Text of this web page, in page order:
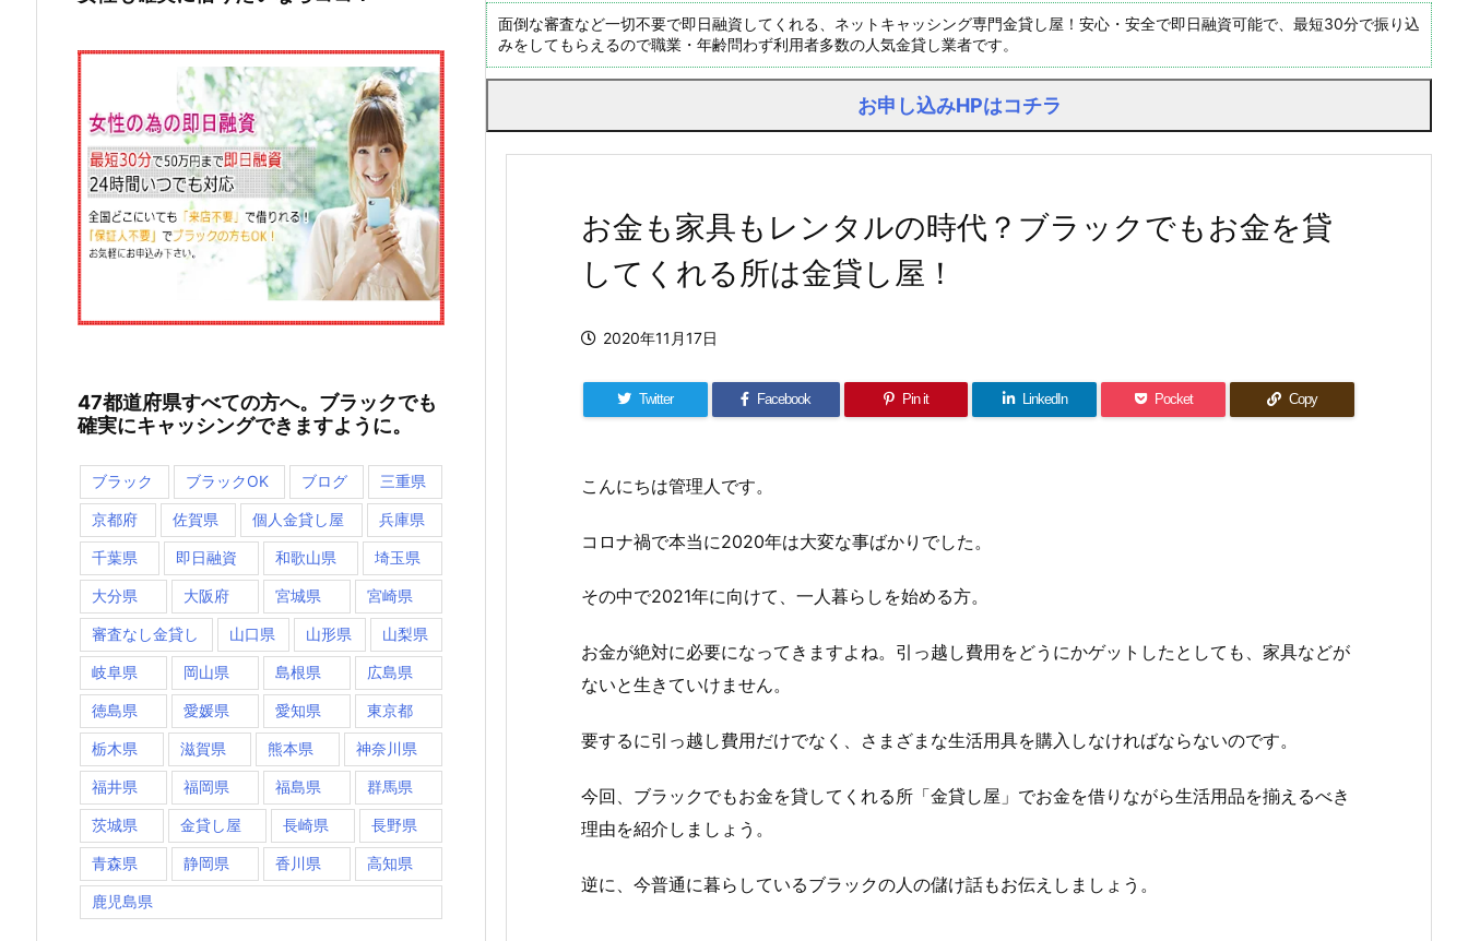
面倒な審査など一切不要で即日融資してくれる、ネットキャッシング専門金貸し屋！安心・安全で即日融資可能で、最短30分で振り込
みをしてもらえるので職業・年齢問わず利用者多数の人気金貸し業者です。
お申し込みHPはコチラ
お金も家具もレンタルの時代？ブラックでもお金を貸
してくれる所は金貸し屋！
2020年11月17日
Twitter Facebook Pin it LinkedIn Pocket Copy
こんにちは管理人です。
コロナ禍で本当に2020年は大変な事ばかりでした。
その中で2021年に向けて、一人暮らしを始める方。
お金が絶対に必要になってきますよね。引っ越し費用をどうにかゲットしたとしても、家具などが
ないと生きていけません。
要するに引っ越し費用だけでなく、さまざまな生活用具を購入しなければならないのです。
今回、ブラックでもお金を貸してくれる所「金貸し屋」でお金を借りながら生活用品を揃えるべき
理由を紹介しましょう。
逆に、今普通に暮らしているブラックの人の儲け話もお伝えしましょう。
47都道府県すべての方へ。ブラックでも
確実にキャッシングできますように。
ブラック ブラックOK ブログ 三重県
京都府 佐賀県 個人金貸し屋 兵庫県
千葉県 即日融資 和歌山県 埼玉県
大分県 大阪府 宮城県 宮崎県
審査なし金貸し 山口県 山形県 山梨県
岐阜県 岡山県 島根県 広島県
徳島県 愛媛県 愛知県 東京都
栃木県 滋賀県 熊本県 神奈川県
福井県 福岡県 福島県 群馬県
茨城県 金貸し屋 長崎県 長野県
青森県 静岡県 香川県 高知県
鹿児島県